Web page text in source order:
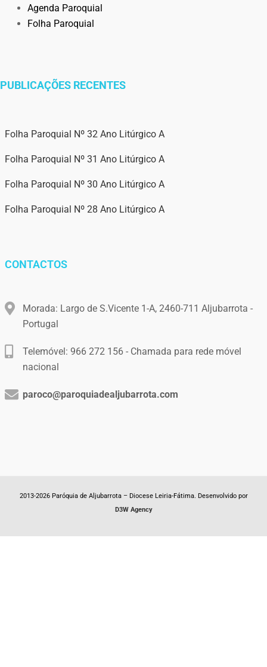
Agenda Paroquial
Folha Paroquial
PUBLICAÇÕES RECENTES
Folha Paroquial Nº 32 Ano Litúrgico A
Folha Paroquial Nº 31 Ano Litúrgico A
Folha Paroquial Nº 30 Ano Litúrgico A
Folha Paroquial Nº 28 Ano Litúrgico A
CONTACTOS
Morada: Largo de S.Vicente 1-A, 2460-711 Aljubarrota -
Portugal
Telemóvel: 966 272 156 - Chamada para rede móvel
nacional
paroco@paroquiadealjubarrota.com
2013-2026 Paróquia de Aljubarrota – Diocese Leiria-Fátima. Desenvolvido por
D3W Agency